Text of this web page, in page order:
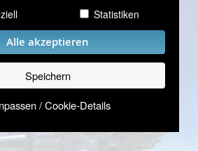
Statistiken
Alle akzeptieren
Speichern
/ Cookie-Details